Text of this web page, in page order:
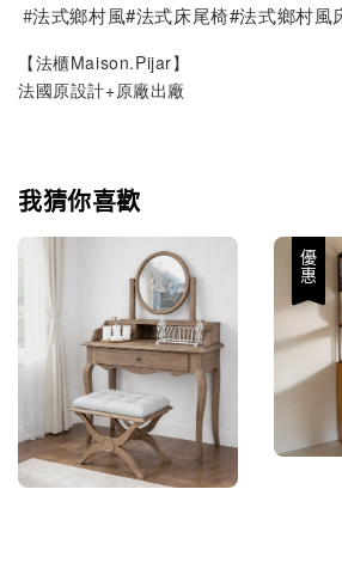
#法式鄉村風#法式床尾椅#法式鄉村風
【法櫃Maison.Pijar】
法國原設計+原廠出廠
我猜你喜歡
優惠